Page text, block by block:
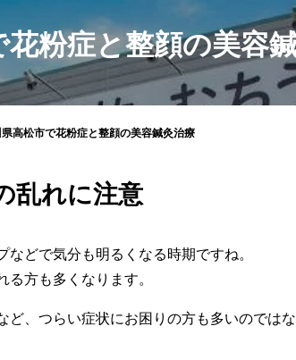
粉症と整顔の美容
高松市で花粉症と整顔の美容鍼灸治療
乱れに注意
どで気分も明るくなる時期ですね。
方も多くなります。
、つらい症状にお困りの方も多いのではな